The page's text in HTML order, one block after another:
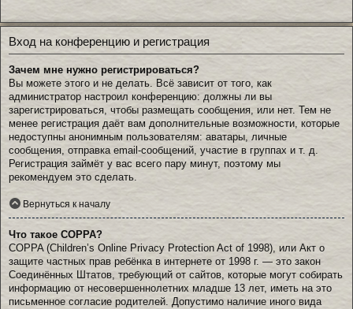
Вход на конференцию и регистрация
Зачем мне нужно регистрироваться?
Вы можете этого и не делать. Всё зависит от того, как
администратор настроил конференцию: должны ли вы
зарегистрироваться, чтобы размещать сообщения, или нет. Тем не
менее регистрация даёт вам дополнительные возможности, которые
недоступны анонимным пользователям: аватары, личные
сообщения, отправка email-сообщений, участие в группах и т. д.
Регистрация займёт у вас всего пару минут, поэтому мы
рекомендуем это сделать.
Вернуться к началу
Что такое COPPA?
COPPA (Children’s Online Privacy Protection Act of 1998), или Акт о
защите частных прав ребёнка в интернете от 1998 г. — это закон
Соединённых Штатов, требующий от сайтов, которые могут собирать
информацию от несовершеннолетних младше 13 лет, иметь на это
письменное согласие родителей. Допустимо наличие иного вида